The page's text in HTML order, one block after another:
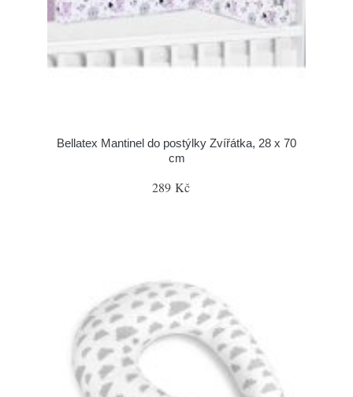
Bellatex Mantinel do postýlky Zvířátka, 28 x 70
cm
289 Kč